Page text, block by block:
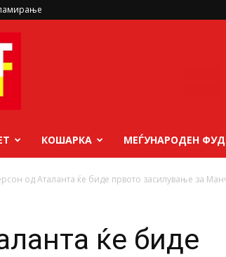
КОШАРКА МЕЃУНАРОДЕН
од Аталанта ќе биде првото засилување за
ќе биде